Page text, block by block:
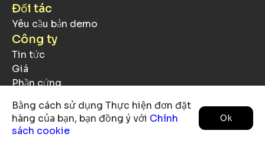
Đối tác
Yêu cầu bản demo
Công ty
Tin tức
Giá
Phần cứng
Sự tiếp xúc
Nghề nghiệp
Bằng cách sử dụng Thực hiện đơn đặt
hàng của bạn, bạn đồng ý với Chính
sách cookie
Ok